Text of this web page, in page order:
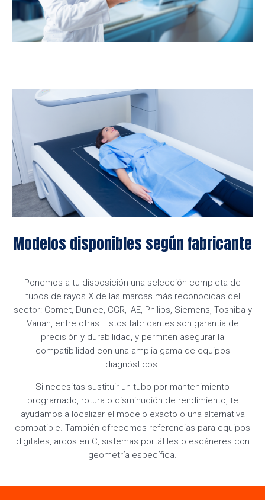
Modelos disponibles según fabricante
Ponemos a tu disposición una selección completa de
tubos de rayos X de las marcas más reconocidas del
sector: Comet, Dunlee, CGR, IAE, Philips, Siemens, Toshiba y
Varian, entre otras. Estos fabricantes son garantía de
precisión y durabilidad, y permiten asegurar la
compatibilidad con una amplia gama de equipos
diagnósticos.
Si necesitas sustituir un tubo por mantenimiento
programado, rotura o disminución de rendimiento, te
ayudamos a localizar el modelo exacto o una alternativa
compatible. También ofrecemos referencias para equipos
digitales, arcos en C, sistemas portátiles o escáneres con
geometría específica.